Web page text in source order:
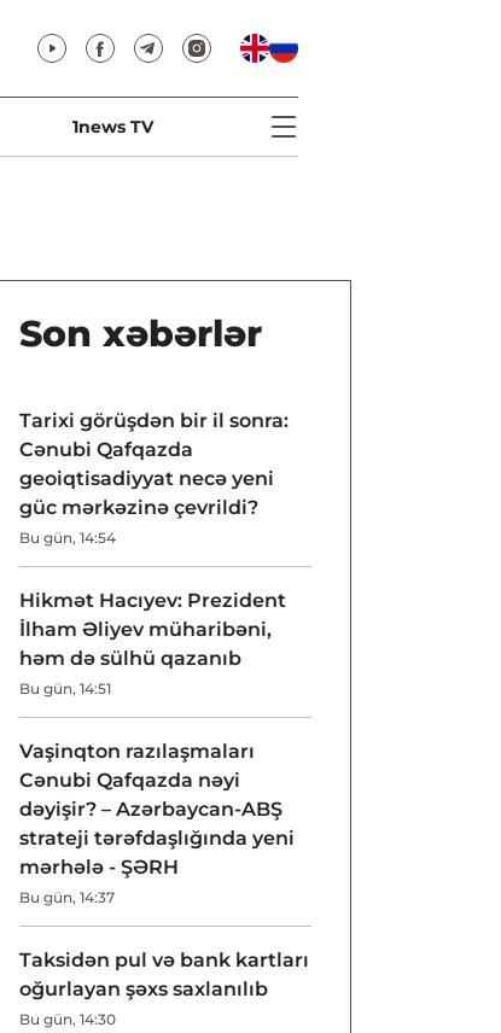
1news TV
Son xəbərlər
Tarixi görüşdən bir il sonra:
Cənubi Qafqazda
geoiqtisadiyyat necə yeni
güc mərkəzinə çevrildi?
Bu gün, 14:54
Hikmət Hacıyev: Prezident
İlham Əliyev müharibəni,
həm də sülhü qazanıb
Bu gün, 14:51
Vaşinqton razılaşmaları
Cənubi Qafqazda nəyi
dəyişir? – Azərbaycan-ABŞ
strateji tərəfdaşlığında yeni
mərhələ - ŞƏRH
Bu gün, 14:37
Taksidən pul və bank kartları
oğurlayan şəxs saxlanılıb
Bu gün, 14:30